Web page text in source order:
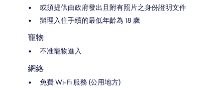
或須提供由政府發出且附有照片之身份證明文件
辦理入住手續的最低年齡為 18 歲
寵物
不准寵物進入
網絡
免費 Wi-Fi 服務 (公用地方)